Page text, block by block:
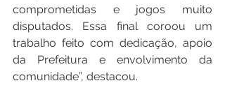
comprometidas e jogos muito
disputados. Essa final coroou um
trabalho feito com dedicação, apoio
da Prefeitura e envolvimento da
comunidade”, destacou.